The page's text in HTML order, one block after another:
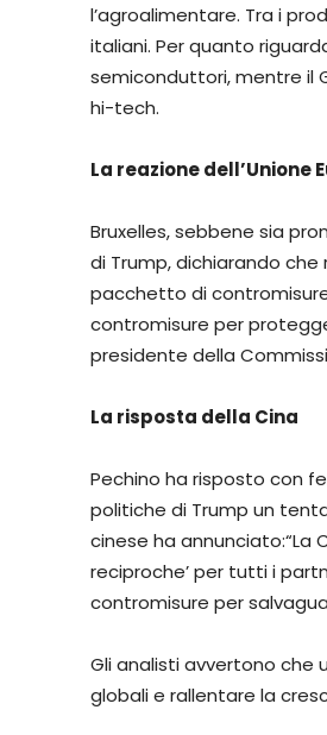
l’agroalimentare. Tra i
italiani. Per quanto
semiconduttori, mentre il
hi-tech.
La reazione dell’Unione
Bruxelles, sebbene sia
di Trump, dichiarando
pacchetto di
contromisure per
presidente della
La risposta della Cina
Pechino ha risposto con
politiche di Trump un
cinese ha annunciato:“La
reciproche’ per tutti i
contromisure per
Gli analisti avvertono che
globali e rallentare la